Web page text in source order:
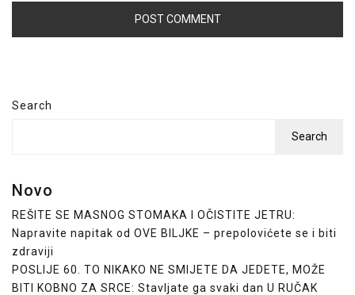
Search
Search
Novo
REŠITE SE MASNOG STOMAKA I OČISTITE JETRU:
Napravite napitak od OVE BILJKE – prepolovićete se i biti
zdraviji
POSLIJE 60. TO NIKAKO NE SMIJETE DA JEDETE, MOŽE
BITI KOBNO ZA SRCE: Stavljate ga svaki dan U RUČAK